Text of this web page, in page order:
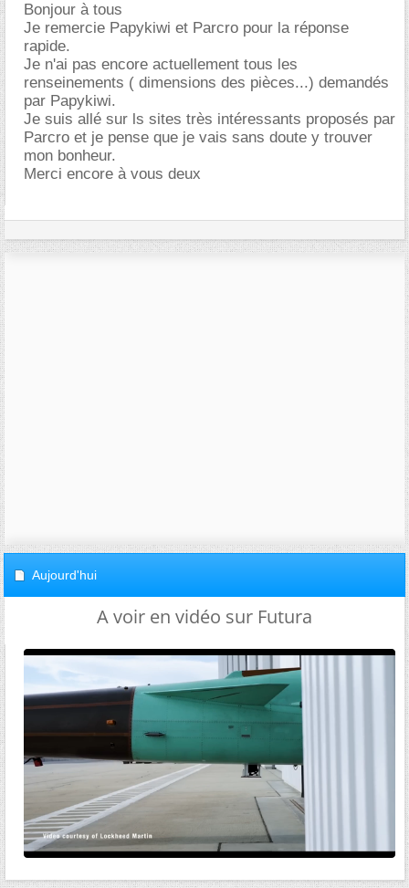
Bonjour à tous
Je remercie Papykiwi et Parcro pour la réponse
rapide.
Je n'ai pas encore actuellement tous les
renseinements ( dimensions des pièces...) demandés
par Papykiwi.
Je suis allé sur ls sites très intéressants proposés par
Parcro et je pense que je vais sans doute y trouver
mon bonheur.
Merci encore à vous deux
Aujourd'hui
A voir en vidéo sur Futura